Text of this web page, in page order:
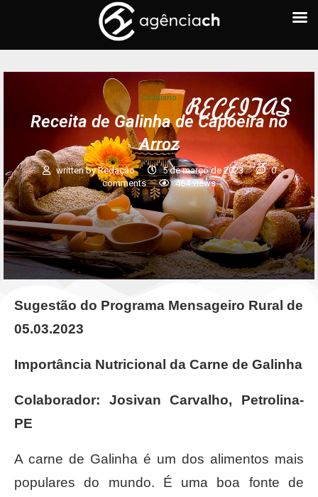
Cotidiano
Receita de Galinha de Capoeira no
Arroz
written byRedação 5 de março de 2023
0
comments
464views
Sugestão do Programa Mensageiro Rural de
05.03.2023
Importância Nutricional da Carne de Galinha
Colaborador: Josivan Carvalho, Petrolina-
PE
A carne de Galinha é um dos alimentos mais
populares do mundo. É uma boa fonte de